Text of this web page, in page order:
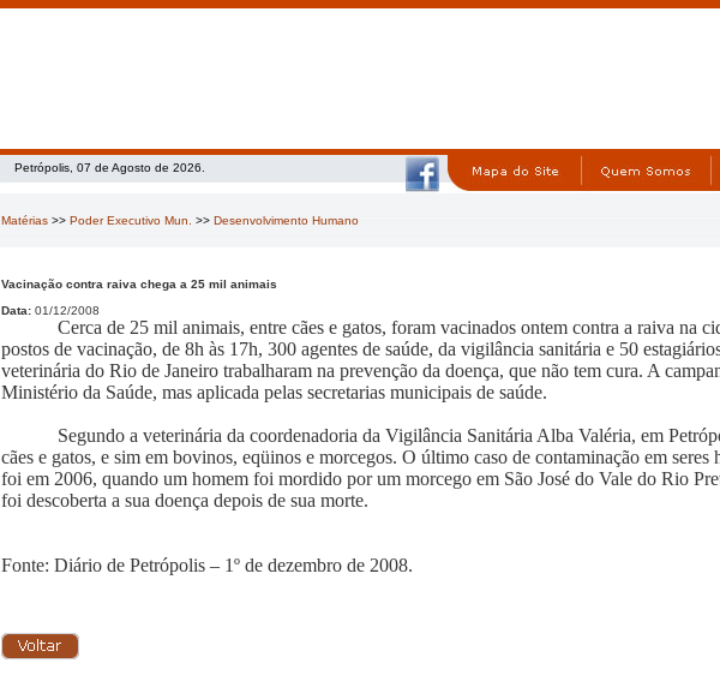
Petrópolis, 07 de Agosto de 2026.
Matérias >> Poder Executivo Mun. >> Desenvolvimento Humano
Vacinação contra raiva chega a 25 mil animais
Data: 01/12/2008
Cerca de 25 mil animais, entre cães e gatos, foram vacinados ontem contra a raiva na
postos de vacinação, de 8h às 17h, 300 agentes de saúde, da vigilância sanitária e 50
veterinária do Rio de Janeiro trabalharam na prevenção da doença, que não tem cura. A
Ministério da Saúde, mas aplicada pelas secretarias municipais de saúde.
Segundo a veterinária da coordenadoria da Vigilância Sanitária Alba Valéria, em
cães e gatos, e sim em bovinos, eqüinos e morcegos. O último caso de contaminação em seres
foi em 2006, quando um homem foi mordido por um morcego em São José do Vale do Rio
foi descoberta a sua doença depois de sua morte.
Fonte: Diário de Petrópolis – 1º de dezembro de 2008.